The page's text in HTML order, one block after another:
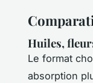
Huiles,
Le format
absorption